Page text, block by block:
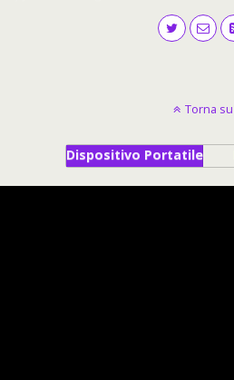
Torna su
Dispositivo Portatile